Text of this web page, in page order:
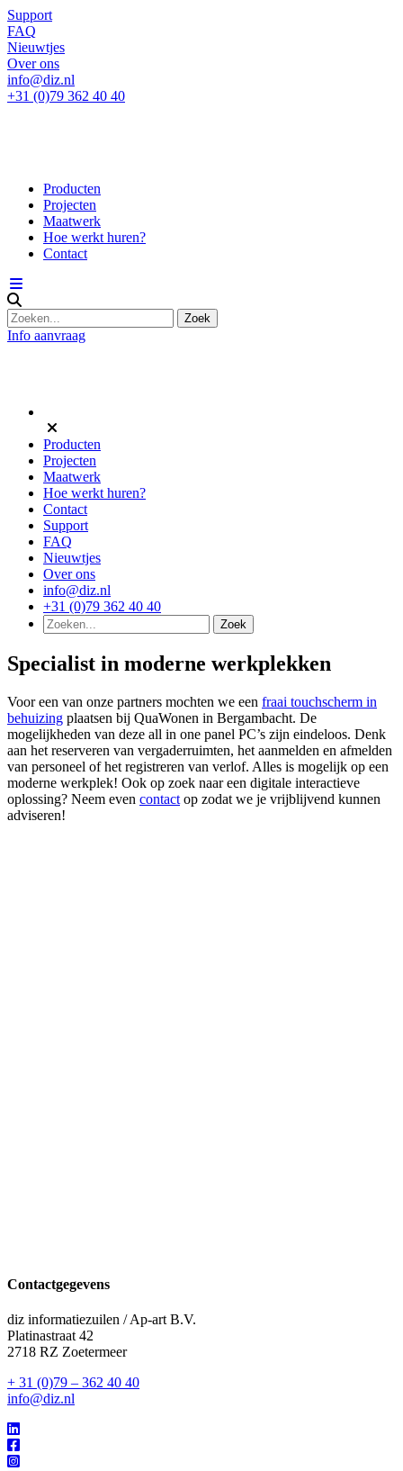
Support
FAQ
Nieuwtjes
Over ons
info@diz.nl
+31 (0)79 362 40 40
Producten
Projecten
Maatwerk
Hoe werkt huren?
Contact
Info aanvraag
Producten
Projecten
Maatwerk
Hoe werkt huren?
Contact
Support
FAQ
Nieuwtjes
Over ons
info@diz.nl
+31 (0)79 362 40 40
Specialist in moderne werkplekken
Voor een van onze partners mochten we een fraai touchscherm in
behuizing plaatsen bij QuaWonen in Bergambacht. De
mogelijkheden van deze all in one panel PC’s zijn eindeloos. Denk
aan het reserveren van vergaderruimten, het aanmelden en afmelden
van personeel of het registreren van verlof. Alles is mogelijk op een
moderne werkplek! Ook op zoek naar een digitale interactieve
oplossing? Neem even contact op zodat we je vrijblijvend kunnen
adviseren!
Contactgegevens
diz informatiezuilen / Ap-art B.V.
Platinastraat 42
2718 RZ Zoetermeer
+ 31 (0)79 – 362 40 40
info@diz.nl